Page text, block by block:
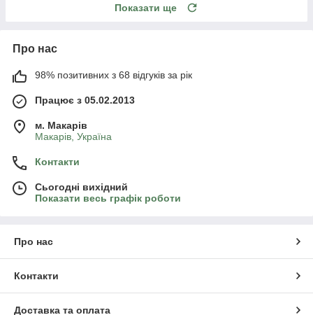
Показати ще
Про нас
98% позитивних з 68 відгуків за рік
Працює з 05.02.2013
м. Mакарів
Mакарів, Україна
Контакти
Сьогодні вихідний
Показати весь графік роботи
Про нас
Контакти
Доставка та оплата